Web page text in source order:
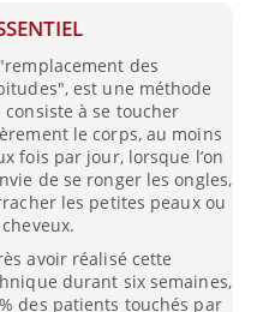
des
est une méthode
consiste à se toucher
le corps, au moins
fois par jour, lorsque l’on
de se ronger les ongles,
les petites peaux ou
avoir réalisé cette
durant six semaines,
des patients touchés par